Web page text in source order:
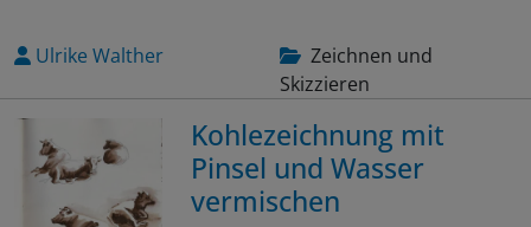
Ulrike Walther
Zeichnen und
Skizzieren
Kohlezeichnung mit
Pinsel und Wasser
vermischen